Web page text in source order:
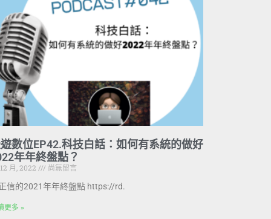
數位EP42.科技白話：如何有系統的做好
年年終盤點？
月, 2022
尚無留言
信的2021年年終盤點 https://rd.
更多 »